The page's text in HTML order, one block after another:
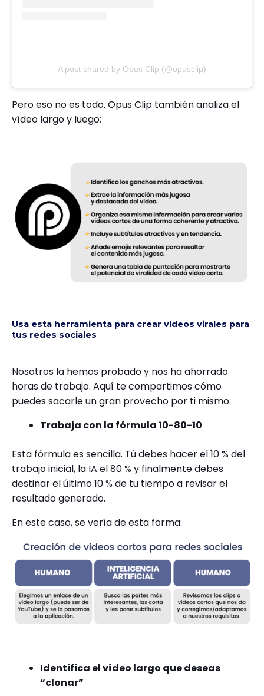
A post shared by Opus Clip (@opusclip)
Pero eso no es todo. Opus Clip también analiza el
vídeo largo y luego:
Usa esta herramienta para crear vídeos virales para
tus redes sociales
Nosotros la hemos probado y nos ha ahorrado
horas de trabajo. Aquí te compartimos cómo
puedes sacarle un gran provecho por ti mismo:
Trabaja con la fórmula 10-80-10
Esta fórmula es sencilla. Tú debes hacer el 10 % del
trabajo inicial, la IA el 80 % y finalmente debes
destinar el último 10 % de tu tiempo a revisar el
resultado generado.
En este caso, se vería de esta forma:
Identifica el vídeo largo que deseas
“clonar”